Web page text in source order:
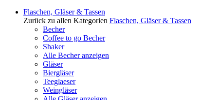
Flaschen, Gläser & Tassen
Zurück zu allen Kategorien Flaschen, Gläser & Tassen
Becher
Coffee to go Becher
Shaker
Alle Becher anzeigen
Gläser
Biergläser
Teeglaeser
Weingläser